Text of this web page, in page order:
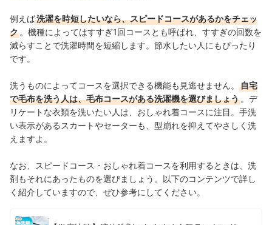
例えば洗濯を時短したいなら、スピードコースがあるかをチェッ
ク 。機種によってはすすぎ1回コースとも呼ばれ、すすぎの回数を
減らすことで洗濯時間を短縮します。節水したい人にもぴったり
です。
洗うものによってコースを選択できる機能も見逃せません。
自宅
で毛布を洗う人は、毛布コースがある洗濯機を選びましょう 。デ
リケートな衣類を洗いたい人は、おしゃれ着コースに注目。手洗
い表示があるスカートやセーターも、型崩れを抑えてやさしく洗
えますよ。
なお、スピードコース・おしゃれ着コースを利用するときは、洗
剤もそれにあったものを選びましょう。以下のコンテンツで詳し
く紹介していますので、ぜひ参考にしてください。